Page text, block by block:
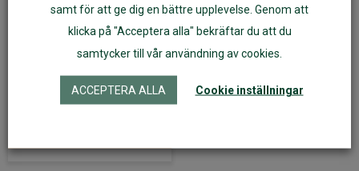
Midjebyxor av
ekovelour brun
229kr
samt för att ge dig en bättre upplevelse. Genom att
klicka på "Acceptera alla" bekräftar du att du
samtycker till vår användning av cookies.
ACCEPTERA ALLA Cookie inställningar